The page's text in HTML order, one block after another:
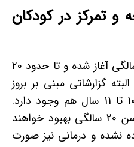
و تمرکز در کودکان
نشانه‌های این اختلال از 12 سالگی آغاز شده و تا حدود 20
گزارشاتی مبنی بر بروز
نشانه‌های اختلال در سنین 10 تا 11 سال هم وجود دارد.
انواع خفیف این اختلال تا سن 20 سالگی بهبود خواهند
نشده و درمانی نیز صورت